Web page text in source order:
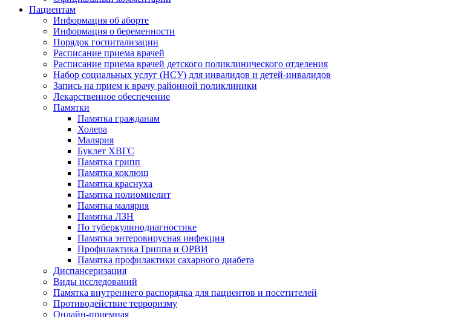
Пациентам
Информация об аборте
Информация о беременности
Порядок госпитализации
Расписание приема врачей
Расписание приема врачей детского поликлинического отделения
Набор социальных услуг (НСУ) для инвалидов и детей-инвалидов
Запись на прием к врачу районной поликлиники
Лекарственное обеспечение
Памятки
Памятка гражданам
Холера
Малярия
Буклет ХВГС
Памятка грипп
Памятка коклюш
Памятка краснуха
Памятка полиомиелит
Памятка малярия
Памятка ЛЗН
По туберкулинодиагностике
Памятка энтеровирусная инфекция
Профилактика Гриппа и ОРВИ
Памятка профилактики сахарного диабета
Диспансеризация
Виды исследований
Памятка внутреннего распорядка для пациентов и посетителей
Противодействие терроризму
Онлайн-приемная